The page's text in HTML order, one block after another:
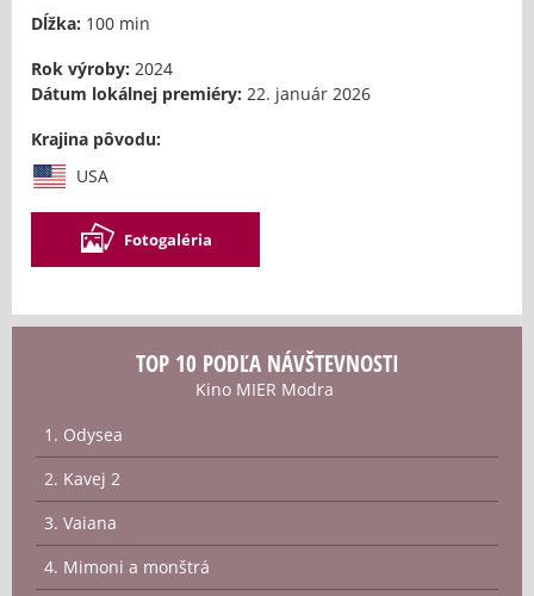
Dĺžka: 100 min
Rok výroby: 2024
Dátum lokálnej premiéry: 22. január 2026
Krajina pôvodu:
USA
Fotogaléria
TOP 10 PODĽA NÁVŠTEVNOSTI
Kino MIER Modra
1. Odysea
2. Kavej 2
3. Vaiana
4. Mimoni a monštrá